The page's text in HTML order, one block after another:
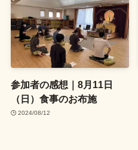
参加者の感想｜8月11日
（日）食事のお布施
2024/08/12